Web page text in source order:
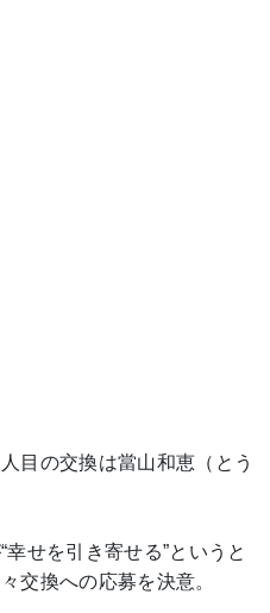
目の交換は當山和恵（とう
せを引き寄せる”というと
交換への応募を決意。